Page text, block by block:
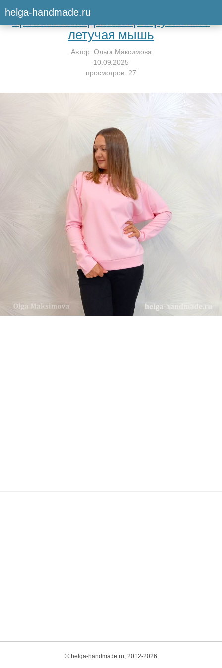
helga-handmade.ruВернуться к мастер-классу
Триктажный джемпер с рукавами
летучая мышь
Автор: Ольга Максимова
10.09.2025
просмотров: 27
© helga-handmade.ru, 2012-2026